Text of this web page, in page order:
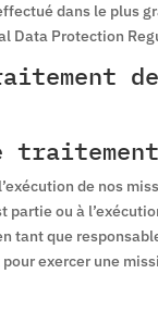
dans le plus
Data Protection
de nos
partie ou à
tant que
exercer une